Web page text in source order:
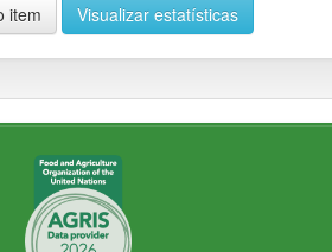
item Visualizar estatísticas